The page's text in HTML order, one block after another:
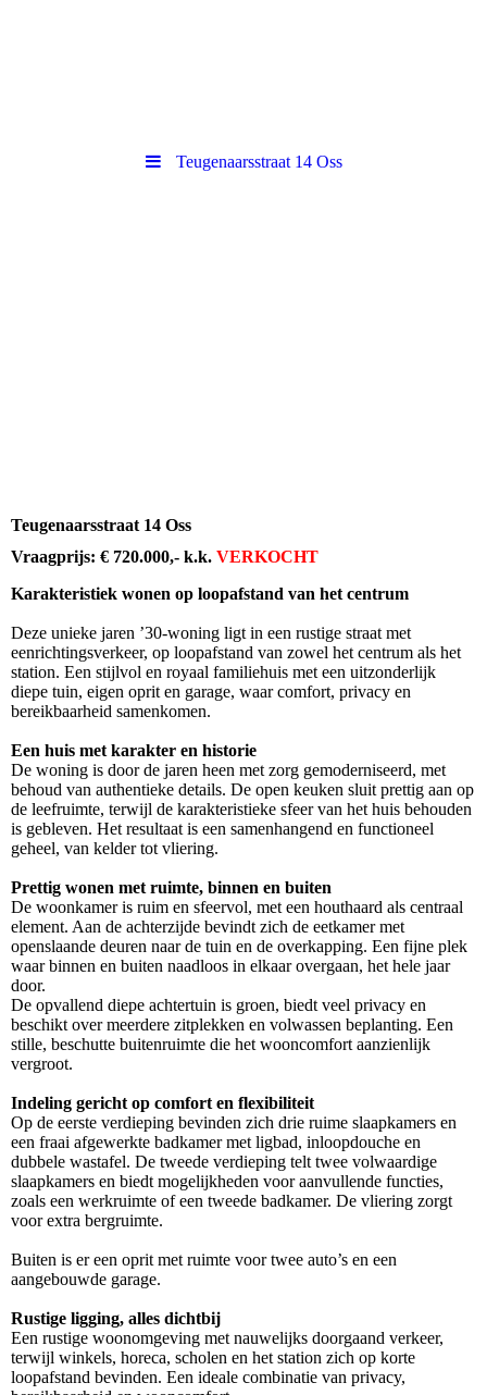
Teugenaarsstraat 14 Oss
Teugenaarsstraat 14 Oss
Vraagprijs: € 720.000,- k.k. VERKOCHT
Karakteristiek wonen op loopafstand van het centrum
Deze unieke jaren ’30-woning ligt in een rustige straat met
eenrichtingsverkeer, op loopafstand van zowel het centrum als het
station. Een stijlvol en royaal familiehuis met een uitzonderlijk
diepe tuin, eigen oprit en garage, waar comfort, privacy en
bereikbaarheid samenkomen.
Een huis met karakter en historie
De woning is door de jaren heen met zorg gemoderniseerd, met
behoud van authentieke details. De open keuken sluit prettig aan op
de leefruimte, terwijl de karakteristieke sfeer van het huis behouden
is gebleven. Het resultaat is een samenhangend en functioneel
geheel, van kelder tot vliering.
Prettig wonen met ruimte, binnen en buiten
De woonkamer is ruim en sfeervol, met een houthaard als centraal
element. Aan de achterzijde bevindt zich de eetkamer met
openslaande deuren naar de tuin en de overkapping. Een fijne plek
waar binnen en buiten naadloos in elkaar overgaan, het hele jaar
door.
De opvallend diepe achtertuin is groen, biedt veel privacy en
beschikt over meerdere zitplekken en volwassen beplanting. Een
stille, beschutte buitenruimte die het wooncomfort aanzienlijk
vergroot.
Indeling gericht op comfort en flexibiliteit
Op de eerste verdieping bevinden zich drie ruime slaapkamers en
een fraai afgewerkte badkamer met ligbad, inloopdouche en
dubbele wastafel. De tweede verdieping telt twee volwaardige
slaapkamers en biedt mogelijkheden voor aanvullende functies,
zoals een werkruimte of een tweede badkamer. De vliering zorgt
voor extra bergruimte.
Buiten is er een oprit met ruimte voor twee auto’s en een
aangebouwde garage.
Rustige ligging, alles dichtbij
Een rustige woonomgeving met nauwelijks doorgaand verkeer,
terwijl winkels, horeca, scholen en het station zich op korte
loopafstand bevinden. Een ideale combinatie van privacy,